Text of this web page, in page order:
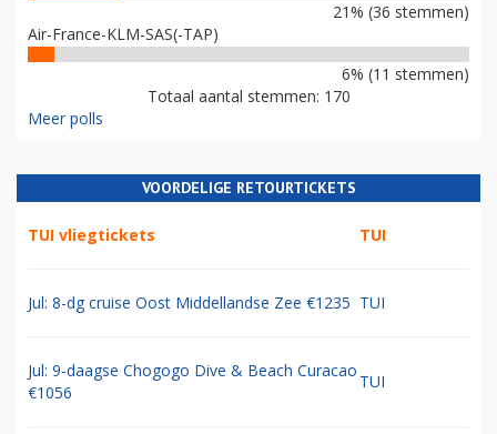
21% (36 stemmen)
Air-France-KLM-SAS(-TAP)
6% (11 stemmen)
Totaal aantal stemmen: 170
Meer polls
VOORDELIGE RETOURTICKETS
TUI vliegtickets TUI
Jul: 8-dg cruise Oost Middellandse Zee €1235 TUI
Jul: 9-daagse Chogogo Dive & Beach Curacao
€1056
TUI